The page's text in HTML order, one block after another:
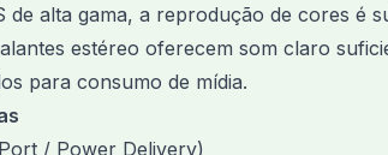
de alta gama, a reprodução de cores é
estéreo oferecem som claro
para consumo de mídia.
/ Power Delivery)